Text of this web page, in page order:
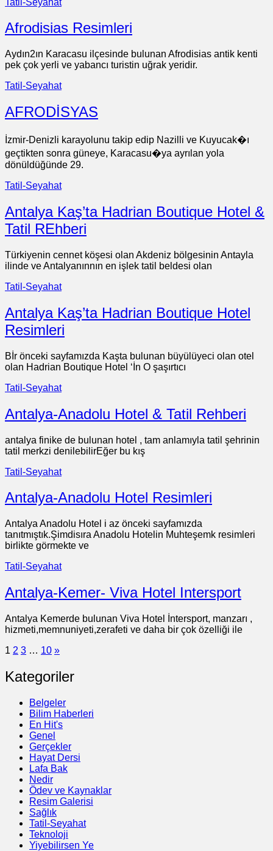
Afrodisias Resimleri
Aydın2ın Karacasu ilçesinde bulunan Afrodisias antik kenti
pek çok yerli ve yabancı turistin uğrak yeridir.
Tatil-Seyahat
AFRODİSYAS
İzmir-Denizli karayolunu takip edip Nazilli ve Kuyucak�ı
geçtikten sonra güneye, Karacasu�ya ayrılan yola
dönüldüğünde 29.
Tatil-Seyahat
Antalya Kaş’ta Hadrian Boutique Hotel &
Tatil REhberi
Türkiyenin cennet köşesi olan Akdeniz bölgesinin Antayla
ilinde ve Antalyanınnın en işlek tatil beldesi olan
Tatil-Seyahat
Antalya Kaş’ta Hadrian Boutique Hotel
Resimleri
Bİr önceki sayfamızda Kaşta bulunan büyülüyeci olan otel
olan Hadrian Boutique Hotel ‘İn O şaşırtıcı
Tatil-Seyahat
Antalya-Anadolu Hotel & Tatil Rehberi
antalya finike de bulunan hotel , tam anlamıyla tatil şehrinin
tatil merkzi denilebilirEğer bu kış
Tatil-Seyahat
Antalya-Anadolu Hotel Resimleri
Antalya Anadolu Hotel i az önceki sayfamızda
tanıtmıştık.Şimdisıra Anadolu Hotelin Muhteşemk resimleri
birlikte görmekte ve
Tatil-Seyahat
Antalya-Kemer- Viva Hotel Intersport
Antalya Kemerde bulunan Viva Hotel İntersport, manzarı ,
hizmeti,memnuniyeti,zerafeti ve daha bir çok özelliği ile
1 2 3 … 10 »
Kategoriler
Belgeler
Bilim Haberleri
En Hit's
Genel
Gerçekler
Hayat Dersi
Lafa Bak
Nedir
Ödev ve Kaynaklar
Resim Galerisi
Sağlık
Tatil-Seyahat
Teknoloji
Yiyebilirsen Ye